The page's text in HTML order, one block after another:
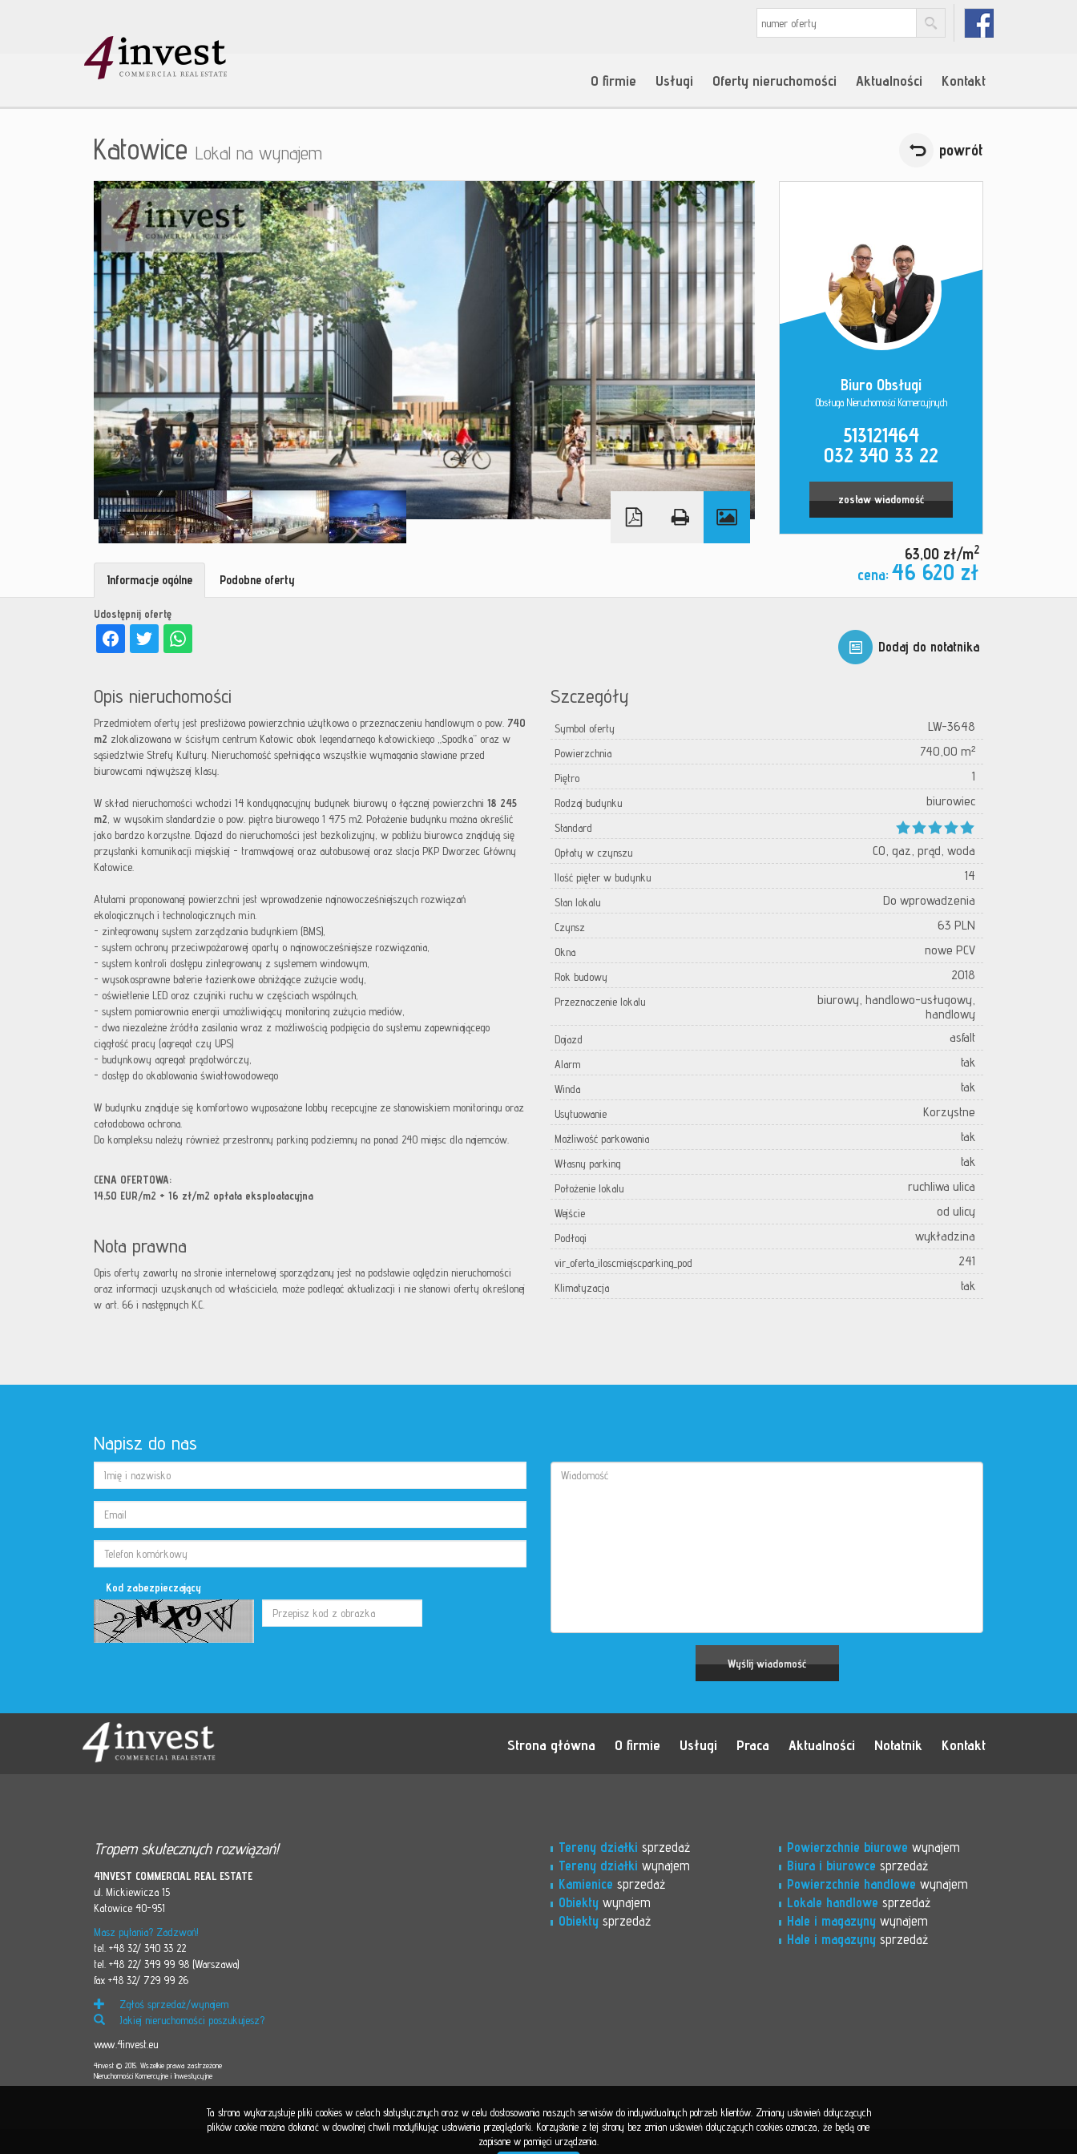
O firmie Usługi Oferty nieruchomości Aktualności Kontakt
Katowice Lokal na wynajem powrót
Biuro Obsługi
Obsługa Nieruchomości Komercyjnych
513121464
032 340 33 22
zostaw wiadomość
63,00 zł/m2
cena: 46 620 zł
Dodaj do notatnika
Udostępnij ofertę
Informacje ogólne Podobne oferty
Opis nieruchomości
Przedmiotem oferty jest prestiżowa powierzchnia użytkowa o przeznaczeniu handlowym o pow. 740
m2 zlokalizowana w ścisłym centrum Katowic obok legendarnego katowickiego „Spodka” oraz w
sąsiedztwie Strefy Kultury. Nieruchomość spełniająca wszystkie wymagania stawiane przed
biurowcami najwyższej klasy.
W skład nieruchomości wchodzi 14 kondygnacyjny budynek biurowy o łącznej powierzchni 18 245
m2 , w wysokim standardzie o pow. piętra biurowego 1 475 m2. Położenie budynku można określić
jako bardzo korzystne. Dojazd do nieruchomości jest bezkolizyjny, w pobliżu biurowca znajdują się
przystanki komunikacji miejskiej - tramwajowej oraz autobusowej oraz stacja PKP Dworzec Główny
Katowice.
Atutami proponowanej powierzchni jest wprowadzenie najnowocześniejszych rozwiązań
ekologicznych i technologicznych m.in.
- zintegrowany system zarządzania budynkiem (BMS),
- system ochrony przeciwpożarowej oparty o najnowocześniejsze rozwiązania,
- system kontroli dostępu zintegrowany z systemem windowym,
- wysokosprawne baterie łazienkowe obniżające zużycie wody,
- oświetlenie LED oraz czujniki ruchu w częściach wspólnych,
- system pomiarownia energii umożliwiający monitoring zużycia mediów,
- dwa niezależne źródła zasilania wraz z możliwością podpięcia do systemu zapewniającego
ciągłość pracy (agregat czy UPS)
- budynkowy agregat prądotwórczy,
- dostęp do okablowania światłowodowego
W budynku znajduje się komfortowo wyposażone lobby recepcyjne ze stanowiskiem monitoringu oraz
całodobowa ochrona.
Do kompleksu należy również przestronny parking podziemny na ponad 240 miejsc dla najemców.
CENA OFERTOWA:
14,50 EUR/m2 + 16 zł/m2 opłata eksploatacyjna
Nota prawna
Opis oferty zawarty na stronie internetowej sporządzany jest na podstawie oględzin nieruchomości
oraz informacji uzyskanych od właściciela, może podlegać aktualizacji i nie stanowi oferty określonej
w art. 66 i następnych K.C.
Szczegóły
Symbol oferty LW-3648
Powierzchnia 740,00 m²
Piętro 1
Rodzaj budynku biurowiec
Standard
Opłaty w czynszu
CO, gaz, prąd, woda
Ilość pięter w budynku 14
Stan lokalu Do wprowadzenia
Czynsz 63 PLN
Okna nowe PCV
Rok budowy 2018
Przeznaczenie lokalu
biurowy, handlowo-usługowy,
handlowy
Dojazd asfalt
Alarm tak
Winda tak
Usytuowanie Korzystne
Możliwość parkowania tak
Własny parking tak
Położenie lokalu ruchliwa ulica
Wejście od ulicy
Podłogi wykładzina
vir_oferta_iloscmiejscparking_pod 241
Klimatyzacja tak
Napisz do nas
Kod zabezpieczający
Strona główna O firmie Usługi Praca Aktualności Notatnik Kontakt
Tropem skutecznych rozwiązań!
4INVEST COMMERCIAL REAL ESTATE
ul. Mickiewicza 15
Katowice 40-951
Masz pytania? Zadzwoń!
tel. +48 32/ 340 33 22
tel. +48 22/ 349 99 98 (Warszawa)
fax +48 32/ 729 99 26
Zgłoś sprzedaż/wynajem
Jakiej nieruchomości poszukujesz?
www.4invest.eu
4invest © 2015. Wszelkie prawa zastrzeżone
Nieruchomości Komercyjne i Inwestycyjne
Tereny działki sprzedaż
Tereny działki wynajem
Kamienice sprzedaż
Obiekty wynajem
Obiekty sprzedaż
Powierzchnie biurowe wynajem
Biura i biurowce sprzedaż
Powierzchnie handlowe wynajem
Lokale handlowe sprzedaż
Hale i magazyny wynajem
Hale i magazyny sprzedaż
Ta strona wykorzystuje pliki cookies w celach statystycznych oraz w celu dostosowania naszych serwisów do indywidualnych potrzeb klientów. Zmiany ustawień dotyczących
plików cookie można dokonać w dowolnej chwili modyfikując ustawienia przeglądarki. Korzystanie z tej strony bez zmian ustawień dotyczących cookies oznacza, że będą one
zapisane w pamięci urządzenia.